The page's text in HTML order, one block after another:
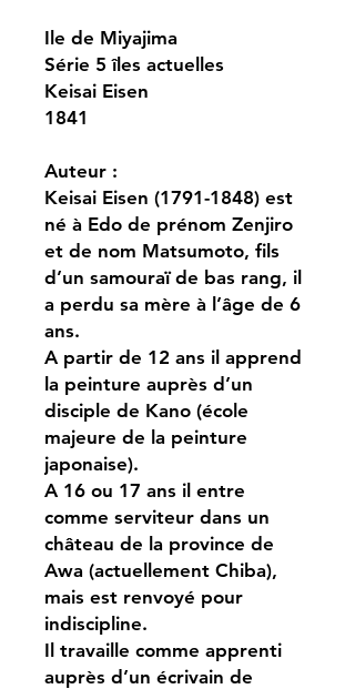
Ile de Miyajima
Série 5 îles actuelles
Keisai Eisen
1841
Auteur :
Keisai Eisen (1791-1848) est
né à Edo de prénom Zenjiro
et de nom Matsumoto, fils
d’un samouraï de bas rang, il
a perdu sa mère à l’âge de 6
ans.
A partir de 12 ans il apprend
la peinture auprès d’un
disciple de Kano (école
majeure de la peinture
japonaise).
A 16 ou 17 ans il entre
comme serviteur dans un
château de la province de
Awa (actuellement Chiba),
mais est renvoyé pour
indiscipline.
Il travaille comme apprenti
auprès d’un écrivain de